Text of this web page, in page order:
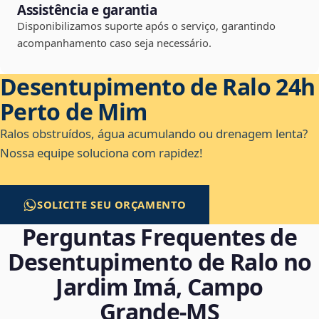
Assistência e garantia
Disponibilizamos suporte após o serviço, garantindo
acompanhamento caso seja necessário.
Desentupimento de Ralo 24h
Perto de Mim
Ralos obstruídos, água acumulando ou drenagem lenta?
Nossa equipe soluciona com rapidez!
SOLICITE SEU ORÇAMENTO
Perguntas Frequentes de
Desentupimento de Ralo no
Jardim Imá, Campo
Grande‑MS